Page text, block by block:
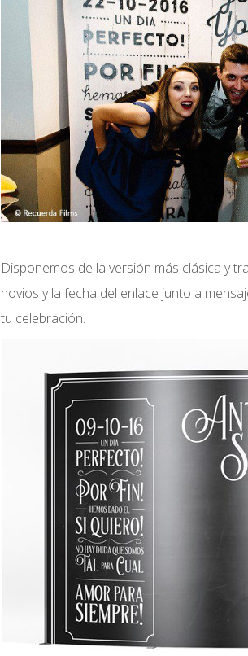
Disponemos de la versión más clásica y
novios y la fecha del enlace junto a
tu celebración.